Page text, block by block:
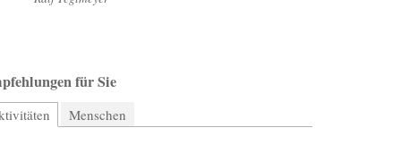
für Sie
(aktiver Reiter)
Menschen